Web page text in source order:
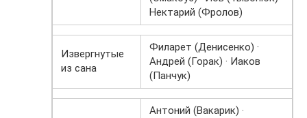
Нектарий (Фролов)
Извергнутые
из сана
Филарет (Денисенко) ·
Андрей (Горак) · Иаков
(Панчук)
Антоний (Вакарик) ·